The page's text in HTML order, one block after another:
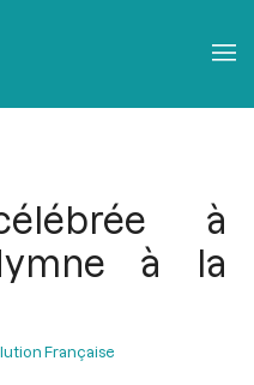
à
à la
Française